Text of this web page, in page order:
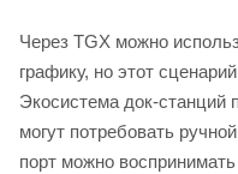
Через TGX можно
графику, но этот
Экосистема док-станций
могут потребовать
порт можно